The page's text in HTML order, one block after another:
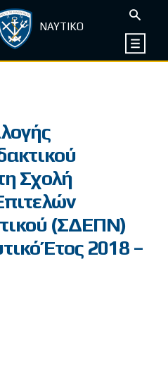
ΝΑΥΤΙΚΟ
Σχολή
(ΣΔΕΠΝ)
Έτος 2018 –